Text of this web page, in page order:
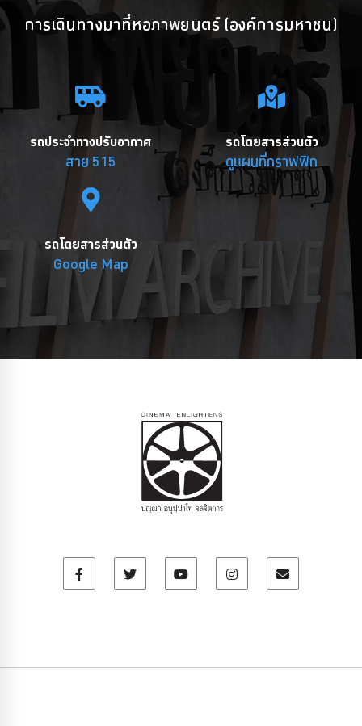
การเดินทางมาที่หอภาพยนตร์ (องค์การมหาชน)
รถประจำทางปรับอากาศ
สาย 515
รถโดยสารส่วนตัว
ดูแผนที่กราฟฟิก
รถโดยสารส่วนตัว
Google Map